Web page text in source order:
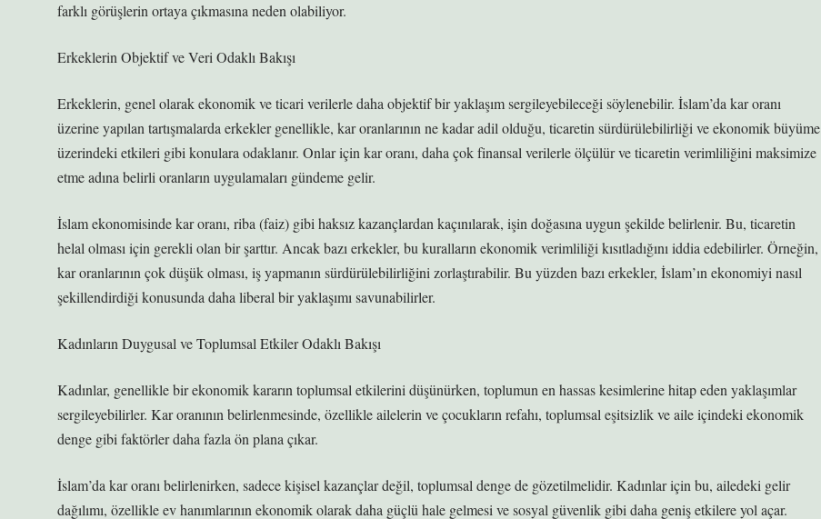
farklı görüşlerin ortaya çıkmasına neden olabiliyor.
Erkeklerin Objektif ve Veri Odaklı Bakışı
Erkeklerin, genel olarak ekonomik ve ticari verilerle daha objektif bir yaklaşım sergileyebileceği söylenebilir. İslam’da kar oranı
üzerine yapılan tartışmalarda erkekler genellikle, kar oranlarının ne kadar adil olduğu, ticaretin sürdürülebilirliği ve ekonomik büyüme
üzerindeki etkileri gibi konulara odaklanır. Onlar için kar oranı, daha çok finansal verilerle ölçülür ve ticaretin verimliliğini maksimize
etme adına belirli oranların uygulamaları gündeme gelir.
İslam ekonomisinde kar oranı, riba (faiz) gibi haksız kazançlardan kaçınılarak, işin doğasına uygun şekilde belirlenir. Bu, ticaretin
helal olması için gerekli olan bir şarttır. Ancak bazı erkekler, bu kuralların ekonomik verimliliği kısıtladığını iddia edebilirler. Örneğin,
kar oranlarının çok düşük olması, iş yapmanın sürdürülebilirliğini zorlaştırabilir. Bu yüzden bazı erkekler, İslam’ın ekonomiyi nasıl
şekillendirdiği konusunda daha liberal bir yaklaşımı savunabilirler.
Kadınların Duygusal ve Toplumsal Etkiler Odaklı Bakışı
Kadınlar, genellikle bir ekonomik kararın toplumsal etkilerini düşünürken, toplumun en hassas kesimlerine hitap eden yaklaşımlar
sergileyebilirler. Kar oranının belirlenmesinde, özellikle ailelerin ve çocukların refahı, toplumsal eşitsizlik ve aile içindeki ekonomik
denge gibi faktörler daha fazla ön plana çıkar.
İslam’da kar oranı belirlenirken, sadece kişisel kazançlar değil, toplumsal denge de gözetilmelidir. Kadınlar için bu, ailedeki gelir
dağılımı, özellikle ev hanımlarının ekonomik olarak daha güçlü hale gelmesi ve sosyal güvenlik gibi daha geniş etkilere yol açar.